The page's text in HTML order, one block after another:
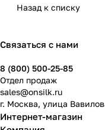
Назад к списку
Связаться с нами
8 (800) 500-25-85
Отдел продаж
sales@onsilk.ru
г. Москва, улица
Интернет-магазин